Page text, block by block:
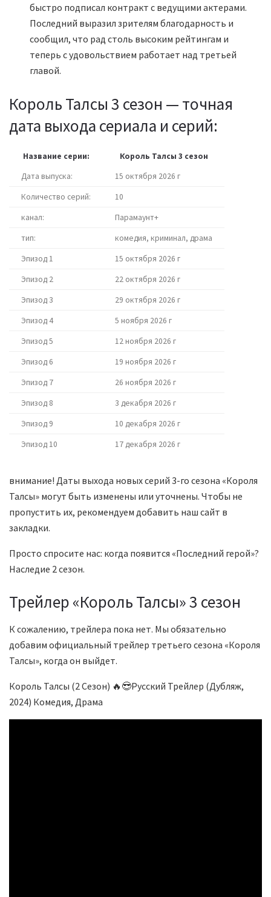
быстро подписал контракт с ведущими актерами.
Последний выразил зрителям благодарность и
сообщил, что рад столь высоким рейтингам и
теперь с удовольствием работает над третьей
главой.
Король Талсы 3 сезон — точная
дата выхода сериала и серий:
Название серии:
Король Талсы 3 сезон
Дата выпуска:
15 октября 2026 г
Количество серий:
10
канал:
Парамаунт+
тип:
комедия, криминал, драма
Эпизод 1
15 октября 2026 г
Эпизод 2
22 октября 2026 г
Эпизод 3
29 октября 2026 г
Эпизод 4
5 ноября 2026 г
Эпизод 5
12 ноября 2026 г
Эпизод 6
19 ноября 2026 г
Эпизод 7
26 ноября 2026 г
Эпизод 8
3 декабря 2026 г
Эпизод 9
10 декабря 2026 г
Эпизод 10
17 декабря 2026 г
внимание! Даты выхода новых серий 3-го сезона «Короля
Талсы» могут быть изменены или уточнены. Чтобы не
пропустить их, рекомендуем добавить наш сайт в
закладки.
Просто спросите нас: когда появится «Последний герой»?
Наследие 2 сезон.
Трейлер «Король Талсы» 3 сезон
К сожалению, трейлера пока нет. Мы обязательно
добавим официальный трейлер третьего сезона «Короля
Талсы», когда он выйдет.
Король Талсы (2 Сезон) 🔥😎Русский Трейлер (Дубляж,
2024) Комедия, Драма